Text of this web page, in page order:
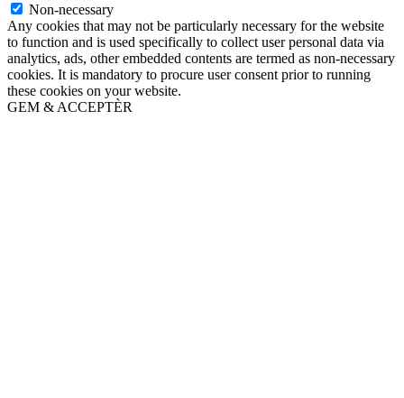
Non-necessary
Any cookies that may not be particularly necessary for the website
to function and is used specifically to collect user personal data via
analytics, ads, other embedded contents are termed as non-necessary
cookies. It is mandatory to procure user consent prior to running
these cookies on your website.
GEM & ACCEPTÈR